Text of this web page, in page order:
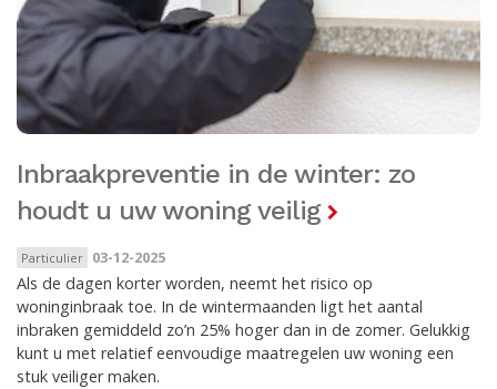
Inbraakpreventie in de winter: zo
houdt u uw woning veilig
Particulier 03-12-2025
Als de dagen korter worden, neemt het risico op
woninginbraak toe. In de wintermaanden ligt het aantal
inbraken gemiddeld zo’n 25% hoger dan in de zomer. Gelukkig
kunt u met relatief eenvoudige maatregelen uw woning een
stuk veiliger maken.